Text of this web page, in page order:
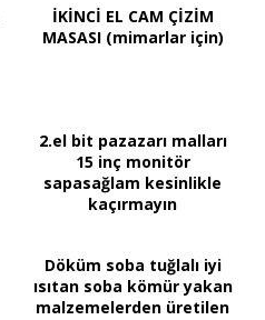
İKİNCİ EL CAM ÇİZİM
MASASI (mimarlar için)
2.el bit pazazarı malları
15 inç monitör
sapasağlam kesinlikle
kaçırmayın
Döküm soba tuğlalı iyi
ısıtan soba kömür yakan
malzemelerden üretilen